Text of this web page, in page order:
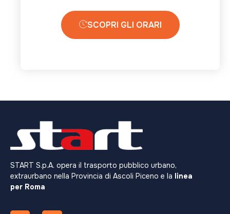
SCOPRI GLI ORARI
START S.p.A. opera il trasporto pubblico urbano,
extraurbano nella Provincia di Ascoli Piceno e la linea
per Roma